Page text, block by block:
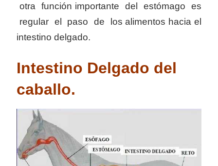
otra función importante del estómago es
regular el paso de los alimentos hacia el
intestino delgado.
Intestino Delgado del
caballo.